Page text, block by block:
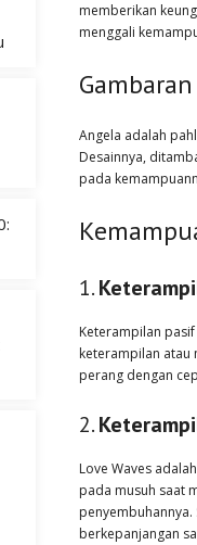
memberikan
menggali
Angela adalah
Desainnya,
pada
1.
Keterampilan
keterampilan atau
perang dengan
2.
Love Waves
pada musuh saat
berkepanjangan